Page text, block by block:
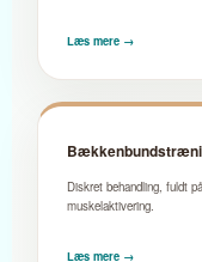
Læs mere →
Diskret behandling, fuldt
muskelaktivering.
Læs mere →